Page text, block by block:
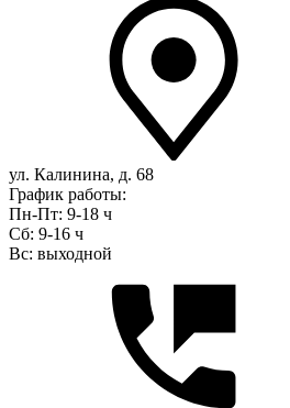
ул. Калинина, д. 68
График работы:
Пн-Пт: 9-18 ч
Сб: 9-16 ч
Вс: выходной